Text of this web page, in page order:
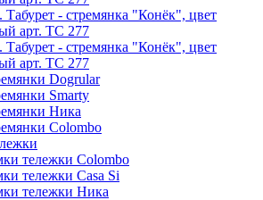
Табурет - стремянка "Конёк", цвет
арт. ТС 277
Табурет - стремянка "Конёк", цвет
арт. ТС 277
Dogrular
Smarty
Ника
Сolombo
тележки Colombo
тележки Сasa Si
тележки Ника